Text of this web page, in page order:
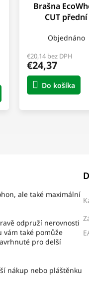
Brašna
CUT přední
Objednáno
€20,14 bez DPH
€24,37
Do košíka
ale také maximální
odpruží nerovnosti
vám také pomůže
pro delší
nákup nebo pláštěnku